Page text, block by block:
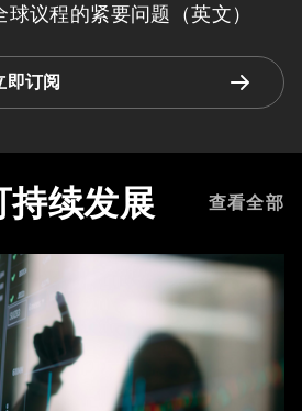
议程的紧要问题（英文）
即订阅
持续发展 查看全部